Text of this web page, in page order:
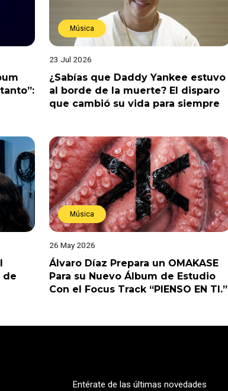
Música
23 Jul 2026
¿Sabías que Daddy Yankee estuvo
al borde de la muerte? El disparo
que cambió su vida para siempre
de
Música
26 May 2026
Álvaro Díaz Prepara un OMAKASE
Para su Nuevo Álbum de Estudio
Con el Focus Track “PIENSO EN TI.”
Entérate de las últimas novedades